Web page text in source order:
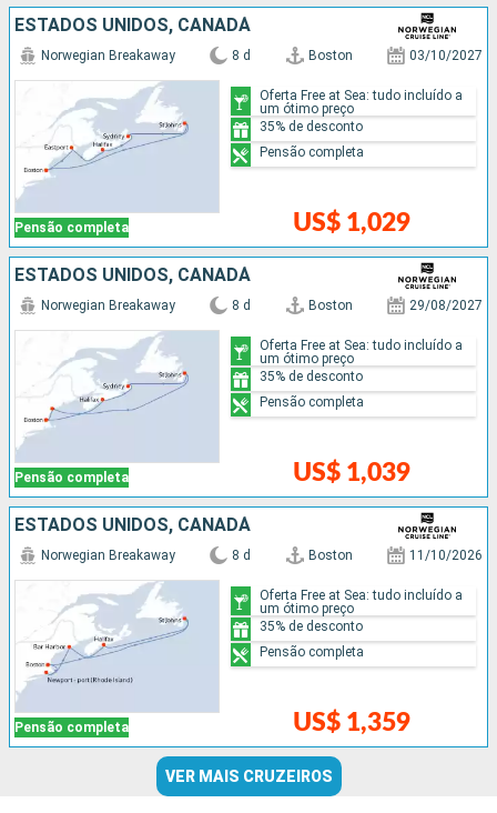
ESTADOS UNIDOS, CANADÁ
Pensão completa
Norwegian Breakaway 8 d Boston 03/10/2027
US$ 1,029
Oferta Free at Sea: tudo incluído a
um ótimo preço
35% de desconto
Pensão completa
ESTADOS UNIDOS, CANADÁ
Pensão completa
Norwegian Breakaway 8 d Boston 29/08/2027
US$ 1,039
Oferta Free at Sea: tudo incluído a
um ótimo preço
35% de desconto
Pensão completa
ESTADOS UNIDOS, CANADÁ
Pensão completa
Norwegian Breakaway 8 d Boston 11/10/2026
US$ 1,359
Oferta Free at Sea: tudo incluído a
um ótimo preço
35% de desconto
Pensão completa
VER MAIS CRUZEIROS